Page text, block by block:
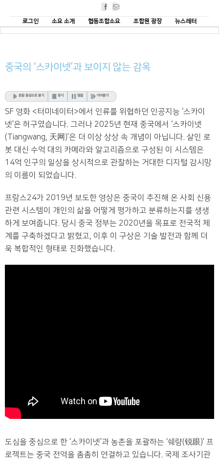
Facebook
로그인
소요 소개 협동조합소요 조합원 광장 뉴스레터
중국의 ‘스카이넷’과 보이지 않는 감옥
본문 음성으로 듣기 중지 멈춤 이어듣기
SF 영화 <터미네이터>에서 인류를 위협하던 인공지능 ‘스카이
넷’은 허구였습니다. 그러나 2025년 현재 중국에서 ‘스카이넷
(Tiangwang, 天网)’은 더 이상 상상 속 개념이 아닙니다. 살인 로
봇 대신 수억 대의 카메라와 알고리즘으로 구성된 이 시스템은
14억 인구의 일상을 상시적으로 관찰하는 거대한 디지털 감시망
의 이름이 되었습니다.
프랑스24가 2019년 보도한 영상은 중국이 추진해 온 사회 신용
관련 시스템이 개인의 삶을 어떻게 평가하고 분류하는지를 생생
하게 보여줍니다. 당시 중국 정부는 2020년을 목표로 전국적 체
계를 구축하겠다고 밝혔고, 이후 이 구상은 기술 발전과 함께 더
욱 복합적인 형태로 진화했습니다.
도심을 중심으로 한 ‘스카이넷’과 농촌을 포괄하는 ‘쉐량(锐眼)’ 프
로젝트는 중국 전역을 촘촘히 연결하고 있습니다. 국제 조사기관